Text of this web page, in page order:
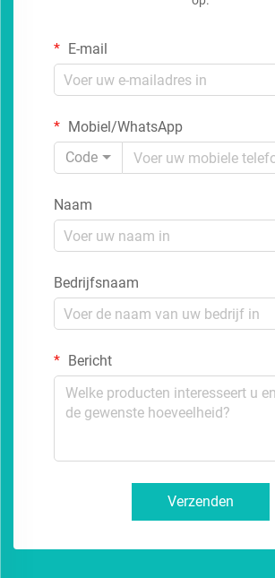
E-mail
Mobiel/WhatsApp
Code
Naam
Bedrijfsnaam
Bericht
Verzenden